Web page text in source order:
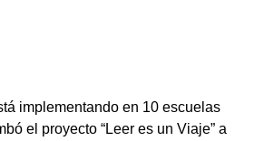
implementando en 10 escuelas
el proyecto “Leer es un Viaje” a